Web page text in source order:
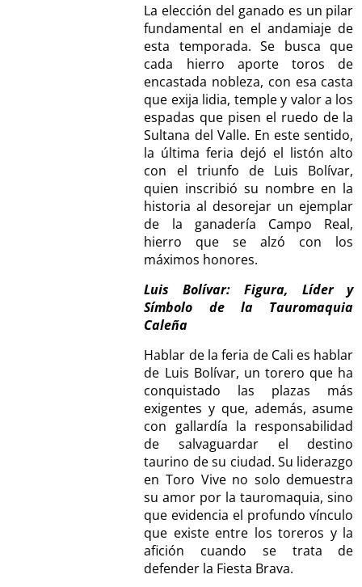
La elección del ganado es un pilar
fundamental en el andamiaje de
esta temporada. Se busca que
cada hierro aporte toros de
encastada nobleza, con esa casta
que exija lidia, temple y valor a los
espadas que pisen el ruedo de la
Sultana del Valle. En este sentido,
la última feria dejó el listón alto
con el triunfo de Luis Bolívar,
quien inscribió su nombre en la
historia al desorejar un ejemplar
de la ganadería Campo Real,
hierro que se alzó con los
máximos honores.
Luis Bolívar: Figura, Líder y
Símbolo de la Tauromaquia
Caleña
Hablar de la feria de Cali es hablar
de Luis Bolívar, un torero que ha
conquistado las plazas más
exigentes y que, además, asume
con gallardía la responsabilidad
de salvaguardar el destino
taurino de su ciudad. Su liderazgo
en Toro Vive no solo demuestra
su amor por la tauromaquia, sino
que evidencia el profundo vínculo
que existe entre los toreros y la
afición cuando se trata de
defender la Fiesta Brava.